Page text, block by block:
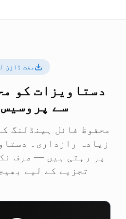
مفت ڈاؤن
دستاویزات کو
سے
محفوظ فائل ہینڈلنگ
زیادہ رازداری۔
پر رہتی ہیں — صرف
تجزیے کے لیے